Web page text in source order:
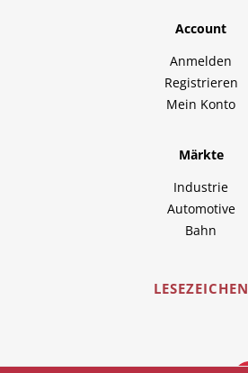
Account
Anmelden
Registrieren
Mein Konto
Märkte
Industrie
Automotive
Bahn
LESEZEICHEN